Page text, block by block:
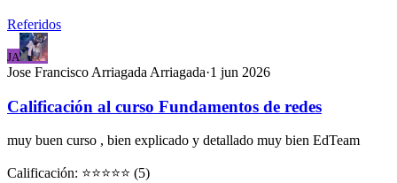
Referidos
JA
Jose Francisco Arriagada Arriagada·1 jun 2026
Calificación al curso Fundamentos de redes
muy buen curso , bien explicado y detallado muy bien EdTeam
Calificación: ⭐⭐⭐⭐⭐ (5)